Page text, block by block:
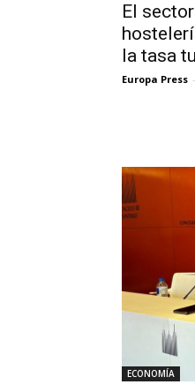
El
la tasa
Europa Press -
ECONOMÍA